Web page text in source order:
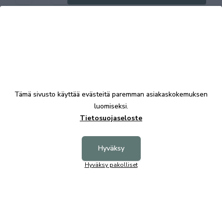
Tämä sivusto käyttää evästeitä paremman asiakaskokemuksen
luomiseksi.
Tietosuojaseloste
Hyväksy
Hyväksy pakolliset